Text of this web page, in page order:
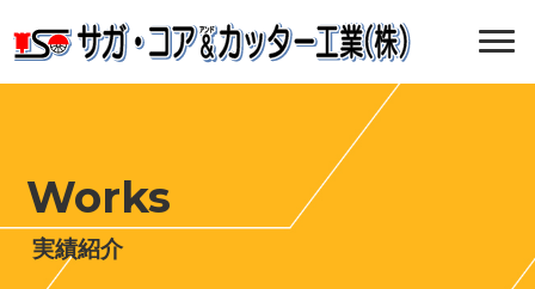
Works
実績紹介